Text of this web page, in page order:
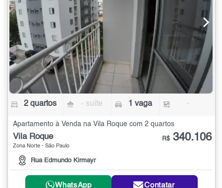
2 quartos - suíte 1 vaga -
Apartamento à Venda na Vila Roque com 2 quartos
Vila Roque
Zona Norte - São Paulo
Rua Edmundo Kirmayr
R$ 340.106
WhatsApp Contatar